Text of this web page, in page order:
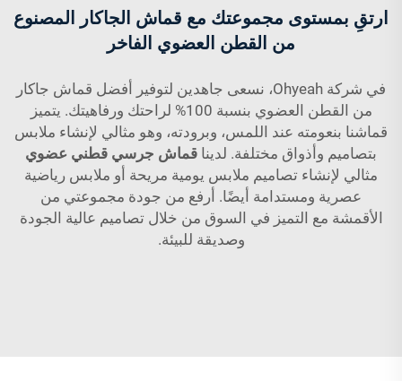
ارتقِ بمستوى مجموعتك مع قماش الجاكار المصنوع
من القطن العضوي الفاخر
في شركة Ohyeah، نسعى جاهدين لتوفير أفضل قماش جاكار
من القطن العضوي بنسبة 100% لراحتك ورفاهيتك. يتميز
قماشنا بنعومته عند اللمس، وبرودته، وهو مثالي لإنشاء ملابس
بتصاميم وأذواق مختلفة. لدينا قماش جرسي قطني عضوي
مثالي لإنشاء تصاميم ملابس يومية مريحة أو ملابس رياضية
عصرية ومستدامة أيضًا. أرفع من جودة مجموعتي من
الأقمشة مع التميز في السوق من خلال تصاميم عالية الجودة
وصديقة للبيئة.